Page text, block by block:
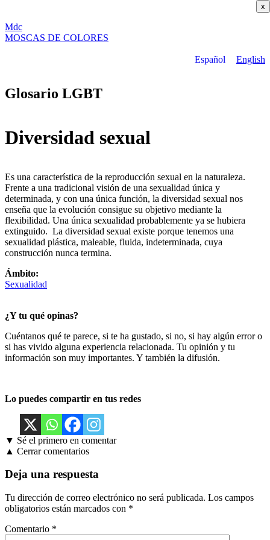
x
Mdc
MOSCAS DE COLORES
Español English
Glosario LGBT
Diversidad sexual
Es una característica de la reproducción sexual en la naturaleza.
Frente a una tradicional visión de una sexualidad única y
determinada, y con una única función, la diversidad sexual nos
enseña que la evolución consigue su objetivo mediante la
flexibilidad. Una única sexualidad probablemente ya se hubiera
extinguido. La diversidad sexual existe porque tenemos una
sexualidad plástica, maleable, fluida, indeterminada, cuya
construcción nunca termina.
Ámbito:
Sexualidad
¿Y tu qué opinas?
Cuéntanos qué te parece, si te ha gustado, si no, si hay algún error o
si has vivido alguna experiencia relacionada. Tu opinión y tu
información son muy importantes. Y también la difusión.
Lo puedes compartir en tus redes
▼ Sé el primero en comentar
▲ Cerrar comentarios
Deja una respuesta
Tu dirección de correo electrónico no será publicada. Los campos
obligatorios están marcados con *
Comentario *